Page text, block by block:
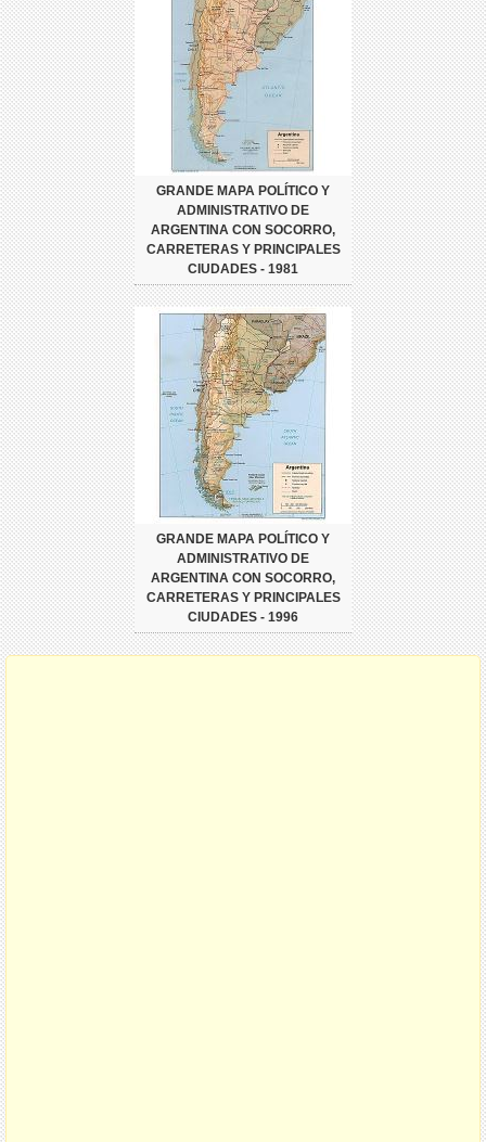
GRANDE MAPA POLÍTICO Y
ADMINISTRATIVO DE
ARGENTINA CON SOCORRO,
CARRETERAS Y PRINCIPALES
CIUDADES - 1981
GRANDE MAPA POLÍTICO Y
ADMINISTRATIVO DE
ARGENTINA CON SOCORRO,
CARRETERAS Y PRINCIPALES
CIUDADES - 1996